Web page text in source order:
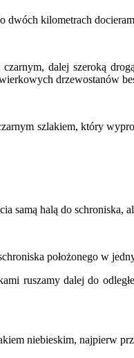
dwóch kilometrach
dalej szeroką
drzewostanów
szlakiem, który
samą halą do
położonego w
ruszamy dalej do
niebieskim, najpierw